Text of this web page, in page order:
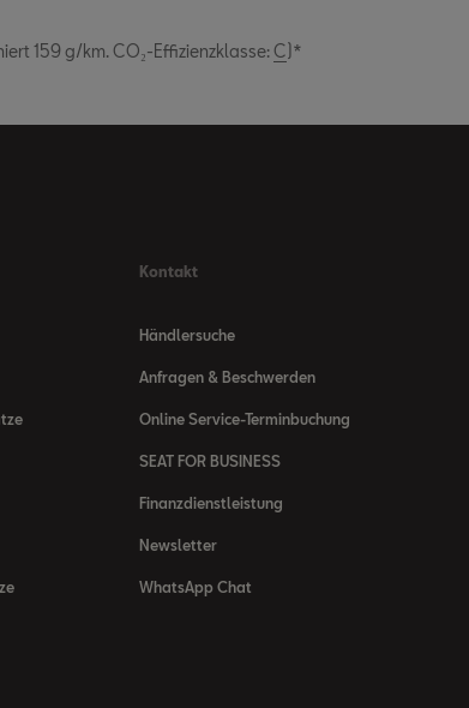
159 g/km. CO₂-Effizienzklasse:C )*
Kontakt
Händlersuche
Anfragen & Beschwerden
Online Service-Terminbuchung
SEAT FOR BUSINESS
Finanzdienstleistung
Newsletter
WhatsApp Chat